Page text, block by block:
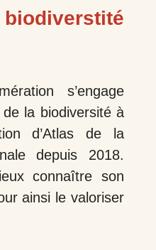
s’engage
la biodiversité à
d’Atlas de la
depuis 2018.
connaître son
ainsi le valoriser